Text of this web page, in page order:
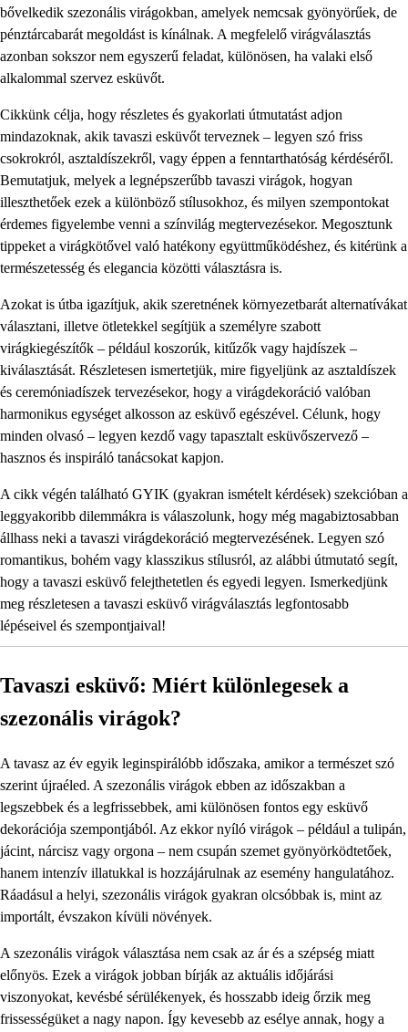
bővelkedik szezonális virágokban, amelyek nemcsak gyönyörűek, de
pénztárcabarát megoldást is kínálnak. A megfelelő virágválasztás
azonban sokszor nem egyszerű feladat, különösen, ha valaki első
alkalommal szervez esküvőt.
Cikkünk célja, hogy részletes és gyakorlati útmutatást adjon
mindazoknak, akik tavaszi esküvőt terveznek – legyen szó friss
csokrokról, asztaldíszekről, vagy éppen a fenntarthatóság kérdéséről.
Bemutatjuk, melyek a legnépszerűbb tavaszi virágok, hogyan
illeszthetőek ezek a különböző stílusokhoz, és milyen szempontokat
érdemes figyelembe venni a színvilág megtervezésekor. Megosztunk
tippeket a virágkötővel való hatékony együttműködéshez, és kitérünk a
természetesség és elegancia közötti választásra is.
Azokat is útba igazítjuk, akik szeretnének környezetbarát alternatívákat
választani, illetve ötletekkel segítjük a személyre szabott
virágkiegészítők – például koszorúk, kitűzők vagy hajdíszek –
kiválasztását. Részletesen ismertetjük, mire figyeljünk az asztaldíszek
és ceremóniadíszek tervezésekor, hogy a virágdekoráció valóban
harmonikus egységet alkosson az esküvő egészével. Célunk, hogy
minden olvasó – legyen kezdő vagy tapasztalt esküvőszervező –
hasznos és inspiráló tanácsokat kapjon.
A cikk végén található GYIK (gyakran ismételt kérdések) szekcióban a
leggyakoribb dilemmákra is válaszolunk, hogy még magabiztosabban
állhass neki a tavaszi virágdekoráció megtervezésének. Legyen szó
romantikus, bohém vagy klasszikus stílusról, az alábbi útmutató segít,
hogy a tavaszi esküvő felejthetetlen és egyedi legyen. Ismerkedjünk
meg részletesen a tavaszi esküvő virágválasztás legfontosabb
lépéseivel és szempontjaival!
Tavaszi esküvő: Miért különlegesek a
szezonális virágok?
A tavasz az év egyik leginspirálóbb időszaka, amikor a természet szó
szerint újraéled. A szezonális virágok ebben az időszakban a
legszebbek és a legfrissebbek, ami különösen fontos egy esküvő
dekorációja szempontjából. Az ekkor nyíló virágok – például a tulipán,
jácint, nárcisz vagy orgona – nem csupán szemet gyönyörködtetőek,
hanem intenzív illatukkal is hozzájárulnak az esemény hangulatához.
Ráadásul a helyi, szezonális virágok gyakran olcsóbbak is, mint az
importált, évszakon kívüli növények.
A szezonális virágok választása nem csak az ár és a szépség miatt
előnyös. Ezek a virágok jobban bírják az aktuális időjárási
viszonyokat, kevésbé sérülékenyek, és hosszabb ideig őrzik meg
frissességüket a nagy napon. Így kevesebb az esélye annak, hogy a